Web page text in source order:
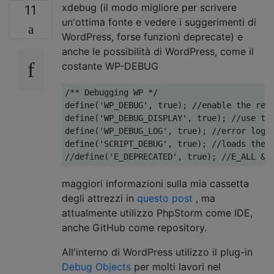
11
xdebug (il modo migliore per scrivere
un'ottima fonte e vedere i suggerimenti di
WordPress, forse funzioni deprecate) e
anche le possibilità di WordPress, come il
costante WP-DEBUG
/** Debugging WP */
define( 'WP_DEBUG' , true);
//enable the
define( 'WP_DEBUG_DISPLAY' , true);
//use
define( 'WP_DEBUG_LOG' , true);
//error
define( 'SCRIPT_DEBUG' , true);
//loads the
//define('E_DEPRECATED', true); //E_ALL &amp;
maggiori informazioni sulla mia cassetta
degli attrezzi in questo post , ma
attualmente utilizzo PhpStorm come IDE,
anche GitHub come repository.
All'interno di WordPress utilizzo il plug-in
Debug Objects per molti lavori nel